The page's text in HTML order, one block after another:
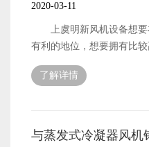
2020-03-11
上虞明新风机设备想要
有利的地位，想要拥有比
知名度的提高工作也就成
较高的知名度，才能被更
也才能有更大的机会被目
下具体措施。 上虞明新
了解详情
与蒸发式冷凝器风机